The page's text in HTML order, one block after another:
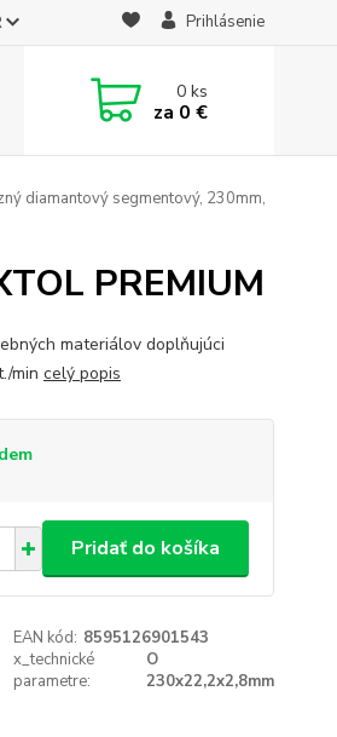
Prihlásenie
0ks
za 0 €
diamantový segmentový, 230mm,
PREMIUM
materiálov doplňujúci
min celý popis
Pridať do košíka
EAN kód: 8595126901543
x_technické
parametre:
O
230x22,2x2,8mm